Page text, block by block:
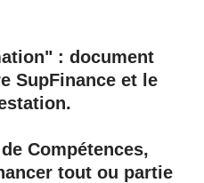
: document
SupFinance et le
Compétences,
tout ou partie